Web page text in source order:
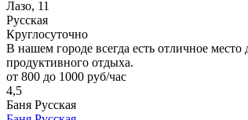
Лазо, 11
Русская
Круглосуточно
В нашем городе всегда есть отличное
продуктивного отдыха.
от 800 до 1000 руб/час
4,5
Баня Русская